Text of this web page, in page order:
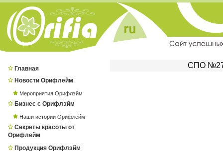
Главная
Новости Орифлейм
Мероприятия Орифлэйм
Бизнес с Орифлэйм
Наши истории Орифлейм
Секреты красоты от
Орифлейм
Продукция Орифлэйм
СПО